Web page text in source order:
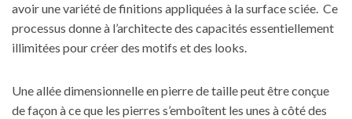
avoir une variété de finitions appliquées à la surface sciée. Ce
processus donne à l’architecte des capacités essentiellement
illimitées pour créer des motifs et des looks.
Une allée dimensionnelle en pierre de taille peut être conçue
de façon à ce que les pierres s’emboîtent les unes à côté des